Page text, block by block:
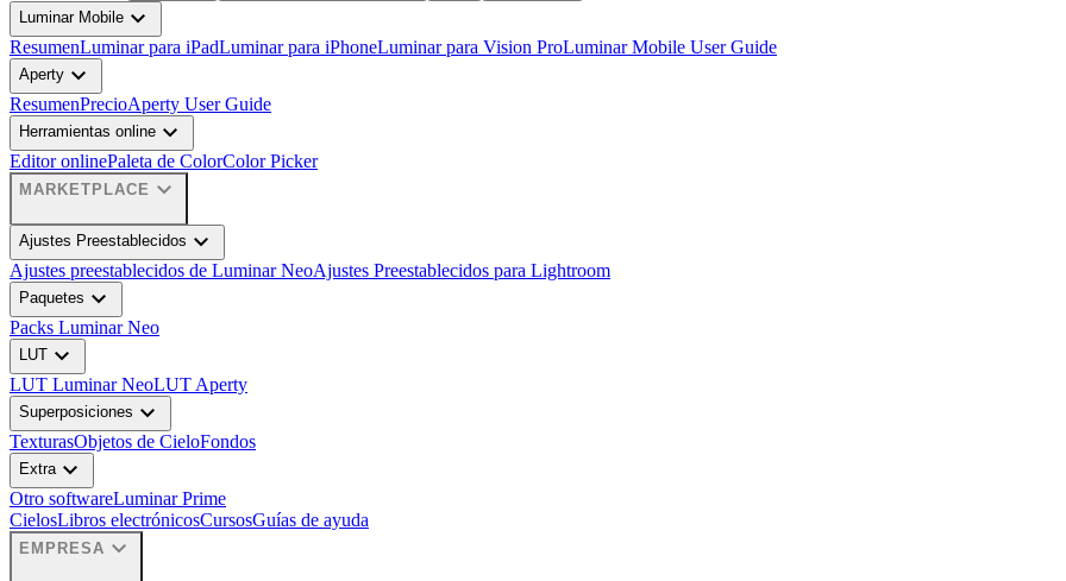
Luminar Mobile expand_more
ResumenLuminar para iPadLuminar para iPhoneLuminar para Vision ProLuminar Mobile User Guide
Aperty expand_more
ResumenPrecioAperty User Guide
Herramientas online expand_more
Editor onlinePaleta de ColorColor Picker
MARKETPLACE expand_more
Ajustes Preestablecidos expand_more
Ajustes preestablecidos de Luminar NeoAjustes Preestablecidos para Lightroom
Paquetes expand_more
Packs Luminar Neo
LUT expand_more
LUT Luminar NeoLUT Aperty
Superposiciones expand_more
TexturasObjetos de CieloFondos
Extraexpand_more
Otro softwareLuminar Prime
CielosLibros electrónicosCursosGuías de ayuda
EMPRESA expand_more